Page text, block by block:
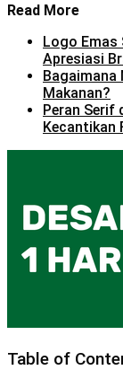
Read More
Logo Emas
Apresiasi
Bagaimana
Makanan?
Peran Serif
Kecantikan
Table of